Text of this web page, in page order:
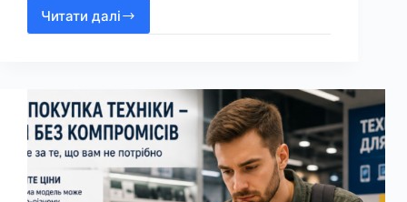
Читати далі
Як
підготуватися
без
кредиту:
покроковий
фінансовий
план